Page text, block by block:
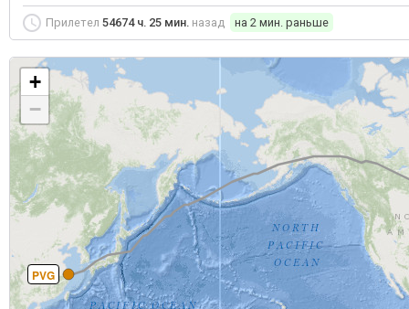
Прилетел 54674 ч. 25 мин. назад на 2 мин. раньше
PVG
+
−